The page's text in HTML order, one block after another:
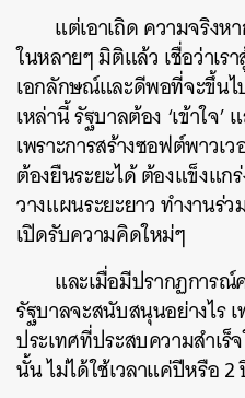
แต่เอาเถิด ความจริงห
ในหลายๆ มิติแล้ว เชื่อว่าเร
เอกลักษณ์และดีพอที่จะขึ้น
เหล่านี้ รัฐบาลต้อง ‘เข้าใจ
เพราะการสร้างซอฟต์พาวเ
ต้องยืนระยะได้ ต้องแข็งแก
วางแผนระยะยาว ทำงานร่
เปิดรับความคิดใหม่ๆ
และเมื่อมีปรากฏการณ์
รัฐบาลจะสนับสนุนอย่างไร เ
ประเทศที่ประสบความสำเร็
นั้น ไม่ได้ใช้เวลาแค่ปีหรือ